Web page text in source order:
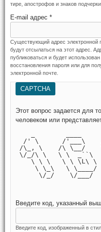
тире, апострофов и знаков
E-mail адрес *
Существующий адрес электронной
будут отсылаться на этот адрес.
публиковаться и будет
восстановления пароля или для
электронной почте.
CAPTCHA
Этот вопрос задается для
человеком или
/' \      /
/\_, \    /\ \__/
\/_/\ \   \ \  _``\
\ \ \   \ \ \L\
\ \_\   \
\/_/    \/___/
Введите код, указанный
Введите код, изображенный в